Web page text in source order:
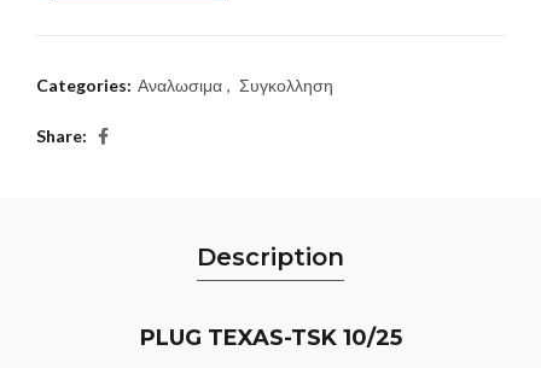
Categories: Αναλωσιμα , Συγκολληση
Share
Description
PLUG TEXAS-TSK 10/25